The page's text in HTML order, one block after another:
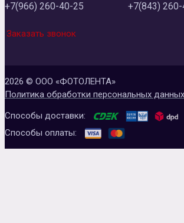
+7(966) 260-40-25 +7(843)
Заказать звонок
2026 © ООО «ФОТОЛЕНТА»
Политика обработки персональных данных
Способы доставки:
Способы оплаты: